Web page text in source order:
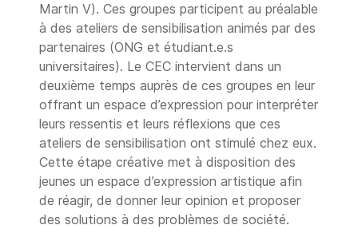
Martin V). Ces groupes participent au préalable
à des ateliers de sensibilisation animés par des
partenaires (ONG et étudiant.e.s
universitaires). Le CEC intervient dans un
deuxième temps auprès de ces groupes en leur
offrant un espace d’expression pour interpréter
leurs ressentis et leurs réflexions que ces
ateliers de sensibilisation ont stimulé chez eux.
Cette étape créative met à disposition des
jeunes un espace d’expression artistique afin
de réagir, de donner leur opinion et proposer
des solutions à des problèmes de société.